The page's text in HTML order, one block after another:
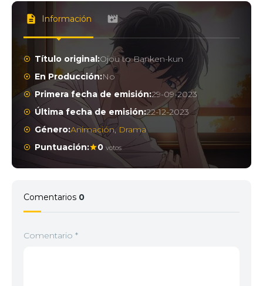
Información
Título original:Ojou to Banken-kun
En Producción:No
Primera fecha de emisión:29-09-2023
Última fecha de emisión:22-12-2023
Género:Animación,Drama
Puntuación:
0 votos
Comentarios 0
Comentario *